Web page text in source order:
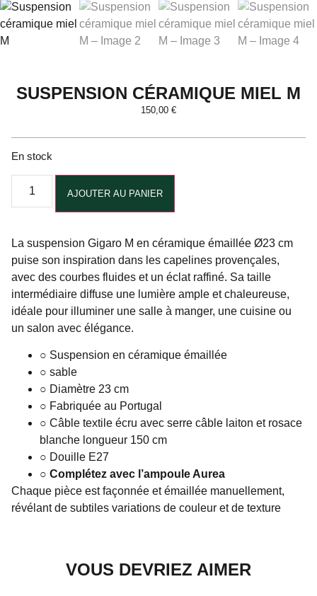
SUSPENSION CÉRAMIQUE MIEL M
150,00 €
En stock
AJOUTER AU PANIER
La suspension Gigaro M en céramique émaillée Ø23 cm
puise son inspiration dans les capelines provençales,
avec des courbes fluides et un éclat raffiné. Sa taille
intermédiaire diffuse une lumière ample et chaleureuse,
idéale pour illuminer une salle à manger, une cuisine ou
un salon avec élégance.
○ Suspension en céramique émaillée
○ sable
○ Diamètre 23 cm
○ Fabriquée au Portugal
○ Câble textile écru avec serre câble laiton et rosace
blanche longueur 150 cm
○ Douille E27
○ Complétez avec l’ampoule Aurea
Chaque pièce est façonnée et émaillée manuellement,
révélant de subtiles variations de couleur et de texture
VOUS DEVRIEZ AIMER